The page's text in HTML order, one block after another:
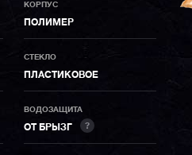
КОРПУС
ПОЛИМЕР
СТЕКЛО
ПЛАСТИКОВОЕ
ВОДОЗАЩИТА
ОТ БРЫЗГ ?